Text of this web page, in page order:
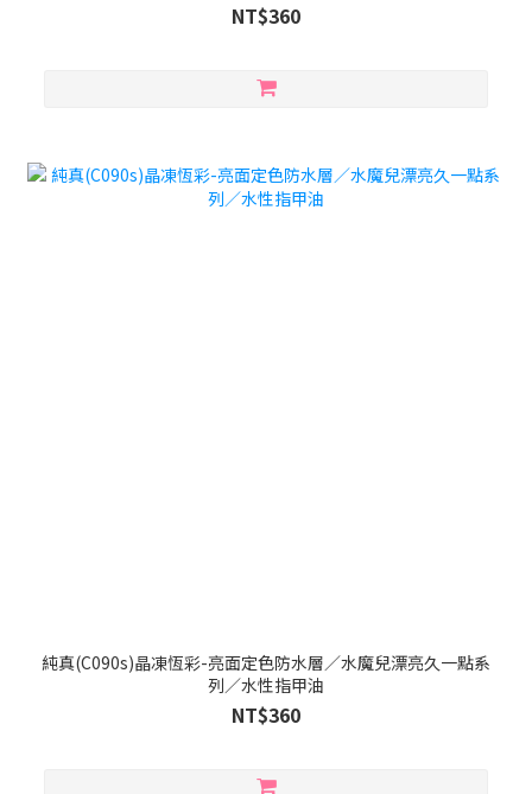
NT$360
純真(C090s)晶凍恆彩-亮面定色防水層／水魔兒漂亮久一點系
列／水性指甲油
NT$360